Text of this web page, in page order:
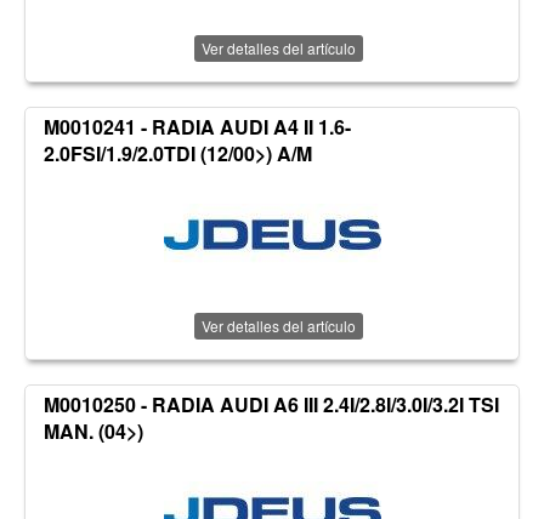
Ver detalles del artículo
M0010241 - RADIA AUDI A4 II 1.6-
2.0FSI/1.9/2.0TDI (12/00>) A/M
Ver detalles del artículo
M0010250 - RADIA AUDI A6 III 2.4I/2.8I/3.0I/3.2I TSI
MAN. (04>)